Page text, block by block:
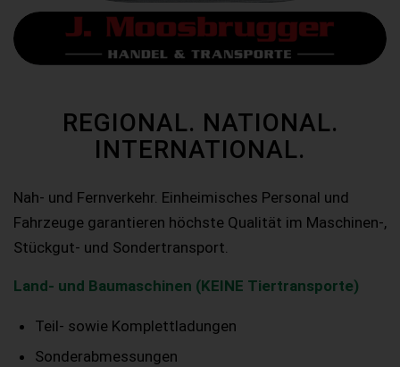
REGIONAL. NATIONAL.
INTERNATIONAL.
Nah- und Fernverkehr. Einheimisches Personal und
Fahrzeuge garantieren höchste Qualität im Maschinen-,
Stückgut- und Sondertransport.
Land- und Baumaschinen (KEINE Tiertransporte)
Teil- sowie Komplettladungen
Sonderabmessungen